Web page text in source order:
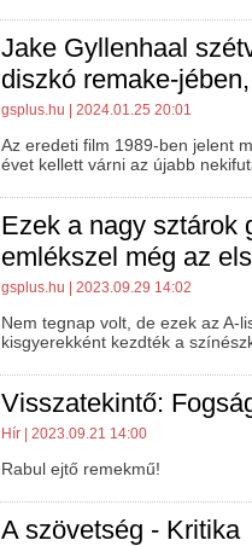
Jake Gyllenhaal
diszkó remake-
gsplus.hu | 2024.01.25 20:01
Az eredeti film 1989-ben jelent
évet kellett várni az újabb
Ezek a nagy sztárok
emlékszel még az
gsplus.hu | 2023.09.29 14:02
Nem tegnap volt, de ezek az A-
kisgyerekként kezdték a
Visszatekintő:
Hír | 2023.09.21 14:00
Rabul ejtő remekmű!
A szövetség - Kritika